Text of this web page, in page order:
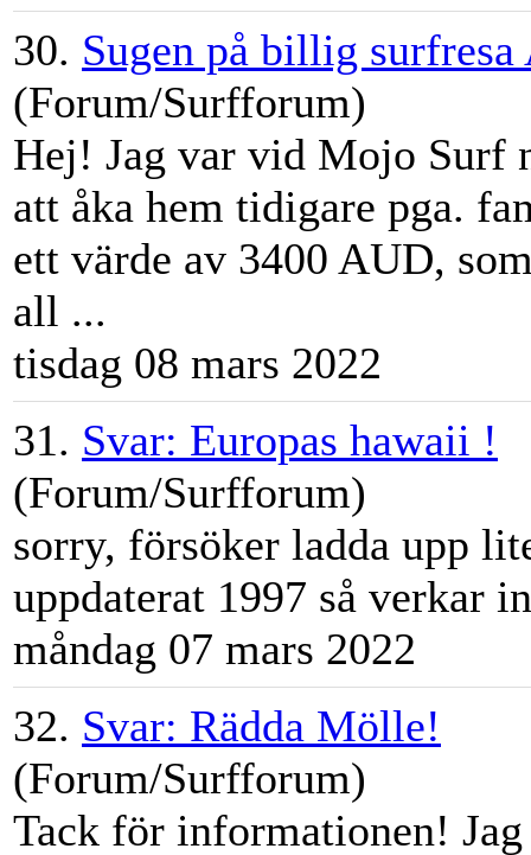
30. Sugen på billig
(Forum/Surfforum)
Hej! Jag var vid Mojo Surf
att åka hem tidigare pga.
ett värde av 3400 AUD,
all ...
tisdag 08 mars 2022
31. Svar: Europas hawaii !
(Forum/Surfforum)
sorry, försöker ladda upp
uppdaterat 1997 så verkar
måndag 07 mars 2022
32. Svar: Rädda Mölle!
(Forum/Surfforum)
Tack för informationen!